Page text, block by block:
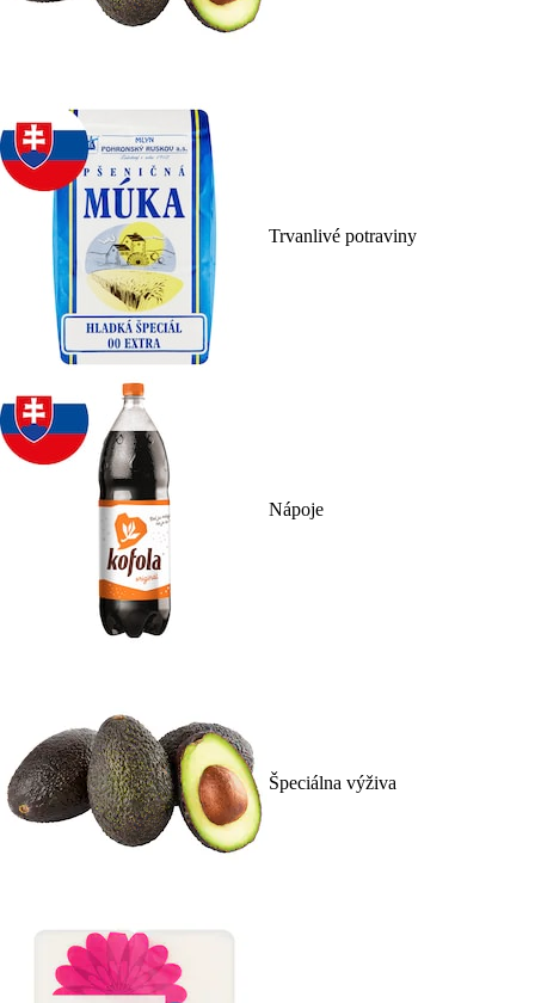
Trvanlivé potraviny
Nápoje
Špeciálna výživa